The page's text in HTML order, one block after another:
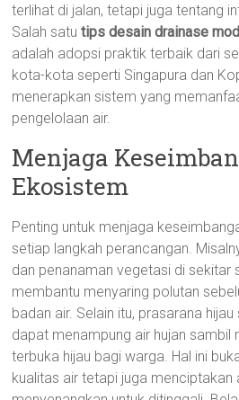
terlihat di jalan, tetapi juga tentang
Salah satutips desain drainase
adalah adopsi praktik terbaik dari
kota-kota seperti Singapura dan
menerapkan sistem yang
pengelolaan air.
Menjaga
Ekosistem
Penting untuk menjaga
setiap langkah perancangan.
dan penanaman vegetasi di sekitar
membantu menyaring polutan
badan air. Selain itu, prasarana
dapat menampung air hujan sambil
terbuka hijau bagi warga. Hal ini
kualitas air tetapi juga menciptakan